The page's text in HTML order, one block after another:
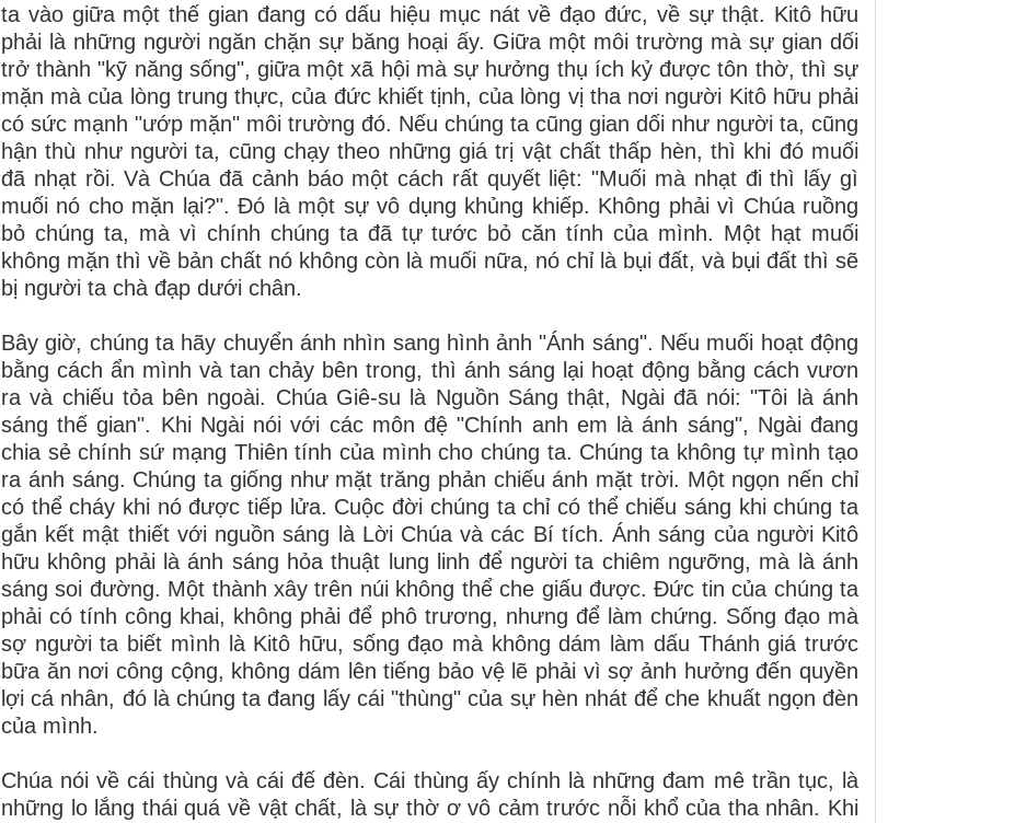
ta vào giữa một thế gian đang có dấu hiệu mục nát về đạo đức, về sự thật. Kitô hữu
phải là những người ngăn chặn sự băng hoại ấy. Giữa một môi trường mà sự gian dối
trở thành "kỹ năng sống", giữa một xã hội mà sự hưởng thụ ích kỷ được tôn thờ, thì sự
mặn mà của lòng trung thực, của đức khiết tịnh, của lòng vị tha nơi người Kitô hữu phải
có sức mạnh "ướp mặn" môi trường đó. Nếu chúng ta cũng gian dối như người ta, cũng
hận thù như người ta, cũng chạy theo những giá trị vật chất thấp hèn, thì khi đó muối
đã nhạt rồi. Và Chúa đã cảnh báo một cách rất quyết liệt: "Muối mà nhạt đi thì lấy gì
muối nó cho mặn lại?". Đó là một sự vô dụng khủng khiếp. Không phải vì Chúa ruồng
bỏ chúng ta, mà vì chính chúng ta đã tự tước bỏ căn tính của mình. Một hạt muối
không mặn thì về bản chất nó không còn là muối nữa, nó chỉ là bụi đất, và bụi đất thì sẽ
bị người ta chà đạp dưới chân.
Bây giờ, chúng ta hãy chuyển ánh nhìn sang hình ảnh "Ánh sáng". Nếu muối hoạt động
bằng cách ẩn mình và tan chảy bên trong, thì ánh sáng lại hoạt động bằng cách vươn
ra và chiếu tỏa bên ngoài. Chúa Giê-su là Nguồn Sáng thật, Ngài đã nói: "Tôi là ánh
sáng thế gian". Khi Ngài nói với các môn đệ "Chính anh em là ánh sáng", Ngài đang
chia sẻ chính sứ mạng Thiên tính của mình cho chúng ta. Chúng ta không tự mình tạo
ra ánh sáng. Chúng ta giống như mặt trăng phản chiếu ánh mặt trời. Một ngọn nến chỉ
có thể cháy khi nó được tiếp lửa. Cuộc đời chúng ta chỉ có thể chiếu sáng khi chúng ta
gắn kết mật thiết với nguồn sáng là Lời Chúa và các Bí tích. Ánh sáng của người Kitô
hữu không phải là ánh sáng hỏa thuật lung linh để người ta chiêm ngưỡng, mà là ánh
sáng soi đường. Một thành xây trên núi không thể che giấu được. Đức tin của chúng ta
phải có tính công khai, không phải để phô trương, nhưng để làm chứng. Sống đạo mà
sợ người ta biết mình là Kitô hữu, sống đạo mà không dám làm dấu Thánh giá trước
bữa ăn nơi công cộng, không dám lên tiếng bảo vệ lẽ phải vì sợ ảnh hưởng đến quyền
lợi cá nhân, đó là chúng ta đang lấy cái "thùng" của sự hèn nhát để che khuất ngọn đèn
của mình.
Chúa nói về cái thùng và cái đế đèn. Cái thùng ấy chính là những đam mê trần tục, là
những lo lắng thái quá về vật chất, là sự thờ ơ vô cảm trước nỗi khổ của tha nhân. Khi